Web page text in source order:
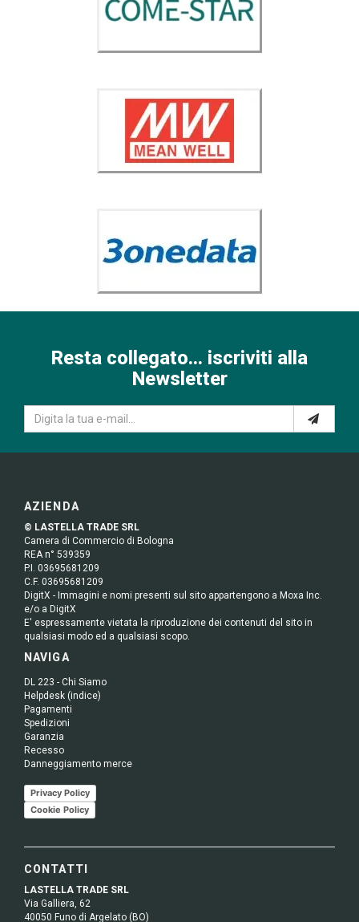
Resta collegato... iscriviti alla
Newsletter
AZIENDA
© LASTELLA TRADE SRL
Camera di Commercio di Bologna
REA n° 539359
P.I. 03695681209
C.F. 03695681209
DigitX - Immagini e nomi presenti sul sito appartengono a Moxa Inc.
e/o a DigitX
E' espressamente vietata la riproduzione dei contenuti del sito in
qualsiasi modo ed a qualsiasi scopo.
NAVIGA
DL 223 - Chi Siamo
Helpdesk (indice)
Pagamenti
Spedizioni
Garanzia
Recesso
Danneggiamento merce
Privacy Policy
Cookie Policy
CONTATTI
LASTELLA TRADE SRL
Via Galliera, 62
40050 Funo di Argelato (BO)